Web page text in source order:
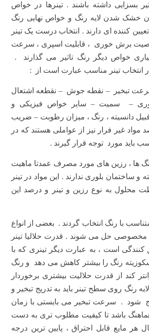
بسزایی داشته باشند . تینرها در خواص
خشک شدن لایه رنگ و خواص نهایی رنگ
کننده ای دارند . انتخاب درست یک تینر
برش خوری ، قابلیت اسپری ، سرعت
خواص دیگر رنگ تاثیر می گذارند .
انتخاب تینر مناسب عبارت است از :
تبخیر – نقطه جوش – نقطعه اشتعال
وری – سمیت – سایر خواص فیزیکی و
قبیل دانسیته ، رنگ ، میزان رطوبت – ضریب
غیر فرار نیز از عواملی هستند که در
ها ، رزین های مورد مصرف عمدتا ماهیت
و ساختمان بلوری ندارند . این مواد در تینر
محلول به نوع رزین و تینر و درصد این
با رنگ انتخاب گردند . بعضی از انواع
مخصوصی حل می شوند . قدرت حلالیا تینر
کنندگی است ، به عبارت دیگر تینری که با
رنگ را بیشتر کاهش می دهد و رنگ
کند از قدرت حلالیت بیشتری برخوردار
رنگ روی سطح تینر باید به تدریج تبخیر و
شود . سرعت تبخیر می بایستی با زمان
باشد تا کیفیت مطلوب تری به دست
هر مایع قابل احتراق ، پایین ترین درجه